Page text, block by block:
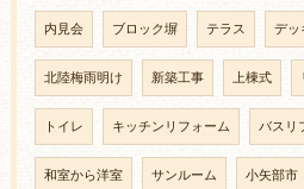
内見会 ブロック塀 テラス デッ
北陸梅雨明け 新築工事 上棟式
トイレ キッチンリフォーム バスリ
和室から洋室 サンルーム 小矢部市